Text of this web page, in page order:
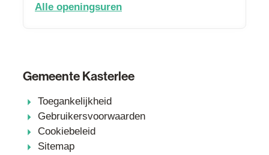
Alle openingsurendienst vrije tijd
Gemeente Kasterlee
Toegankelijkheid
Gebruikersvoorwaarden
Cookiebeleid
Sitemap